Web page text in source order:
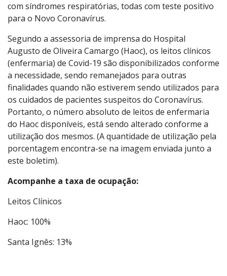
Ocupação de leitos
Nesta segunda-feira (6), existem 7 pessoas internadas
com síndromes respiratórias, todas com teste positivo
para o Novo Coronavírus.
Segundo a assessoria de imprensa do Hospital
Augusto de Oliveira Camargo (Haoc), os leitos clínicos
(enfermaria) de Covid-19 são disponibilizados conforme
a necessidade, sendo remanejados para outras
finalidades quando não estiverem sendo utilizados para
os cuidados de pacientes suspeitos do Coronavírus.
Portanto, o número absoluto de leitos de enfermaria
do Haoc disponíveis, está sendo alterado conforme a
utilização dos mesmos. (A quantidade de utilização pela
porcentagem encontra-se na imagem enviada junto a
este boletim).
Acompanhe a taxa de ocupação:
Leitos Clínicos